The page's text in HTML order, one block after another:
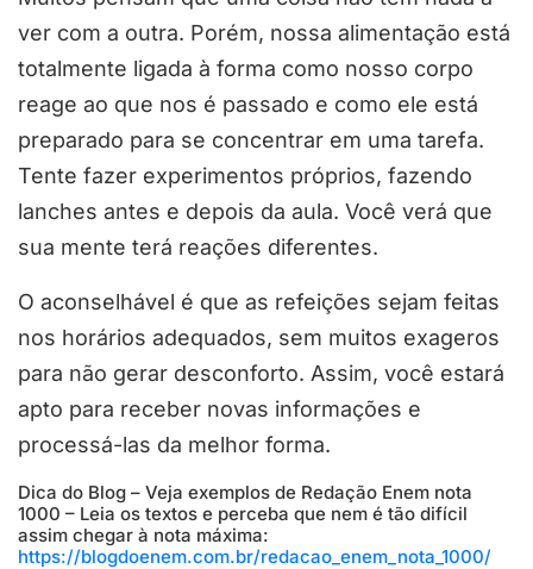
ver com a outra. Porém, nossa alimentação está
totalmente ligada à forma como nosso corpo
reage ao que nos é passado e como ele está
preparado para se concentrar em uma tarefa.
Tente fazer experimentos próprios, fazendo
lanches antes e depois da aula. Você verá que
sua mente terá reações diferentes.
O aconselhável é que as refeições sejam feitas
nos horários adequados, sem muitos exageros
para não gerar desconforto. Assim, você estará
apto para receber novas informações e
processá-las da melhor forma.
Dica do Blog – Veja exemplos de Redação Enem nota
1000 – Leia os textos e perceba que nem é tão difícil
assim chegar à nota máxima:
https://blogdoenem.com.br/redacao_enem_nota_1000/